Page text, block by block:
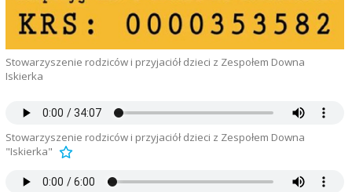
Stowarzyszenie rodziców i przyjaciół dzieci z Zespołem Downa
Iskierka
Stowarzyszenie rodziców i przyjaciół dzieci z Zespołem Downa
"Iskierka"